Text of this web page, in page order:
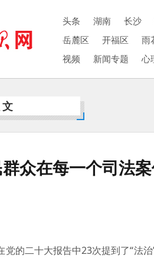
头条 湖南 长沙
岳麓区
开福区 雨
视频
新闻专题 心
众在每一个司法
党的二十大报告中23次提到了“法